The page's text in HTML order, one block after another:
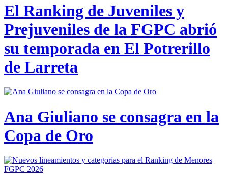
El Ranking de Juveniles y
Prejuveniles de la FGPC abrió
su temporada en El Potrerillo
de Larreta
Ana Giuliano se consagra en la
Copa de Oro